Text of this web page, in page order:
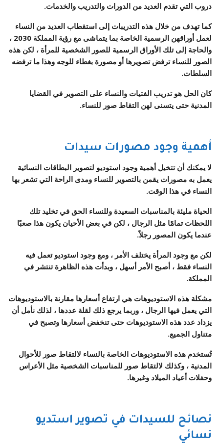
دروب التي تقدم العديد من الدورات والتدريب والخدمات.
كما تهدف من خلال هذه التدريبات إلى استقطاب العديد من النساء
لعمل أوراقهن الرسمية الخاصة بما يتماشى مع رؤية المملكة 2030 ،
والحاجة إلى تلك الأوراق الرسمية للصور الشخصية للمرأة ، لكن هذه
الصور للنساء ترفض تصويرها أو مصورة بغطاء للوجه وهذا ما ترفضه
السلطات.
كان الحل هو تدريب الفتيات والنساء على التصوير في القضايا
المدنية حتى يتسنى لهن التقاط صور للنساء.
أهمية وجود مصورات سيدات
لا يمكنك أن تتخيل أهمية وجود استوديو لتصوير البطاقات النسائية
يعمل به مصورات يقمن بالتصوير للنساء ومدى الراحة التي تشعر بها
النساء في هذا الوقت.
الحياة مليئة بالمناسبات السعيدة وللنساء الحق في تخليد تلك
اللحظات تمامًا مثل الرجال ، لكن في بعض الأحيان يكون هذا صعبًا
عندما يكون المصور رجلاً.
لكن مع وجود المرأة يختلف الأمر ، ومع وجود استوديو تعمل فيه
النساء فقط ، أصبح الأمر أسهل ، وبدأت هذه الظاهرة تنتشر في
المملكة.
مشكلة هذه الاستوديوهات هي ارتفاع أسعارها مقارنة بالاستوديوهات
التي يعمل فيها الرجال ، وربما يرجع ذلك لقلة عددها ، لذلك نأمل أن
يزداد عدد هذه الاستوديوهات حتى تنخفض أسعارها وتصبح في
متناول الجميع.
تُستخدم هذه الاستوديوهات الخاصة بالنساء لالتقاط صور للأحوال
المدنية ، وكذلك لالتقاط صور للمناسبات الشخصية مثل الأعراس
وحفلات أعياد الميلاد وغيرها.
نصائح للسيدات في تصوير استديو
نسائي